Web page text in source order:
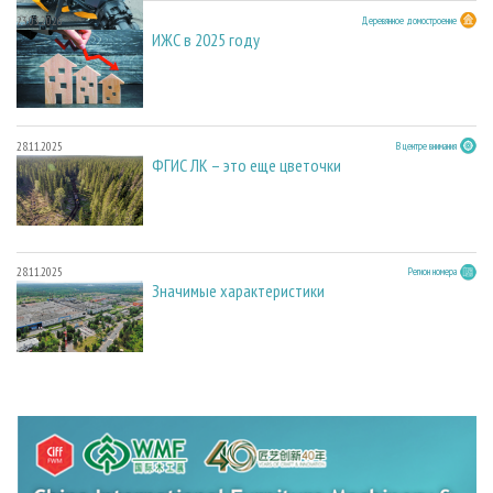
23.03.2026 Деревянное домостроение
ИЖС в 2025 году
28.11.2025 В центре внимания
ФГИС ЛК – это еще цветочки
28.11.2025 Регион номера
Значимые характеристики